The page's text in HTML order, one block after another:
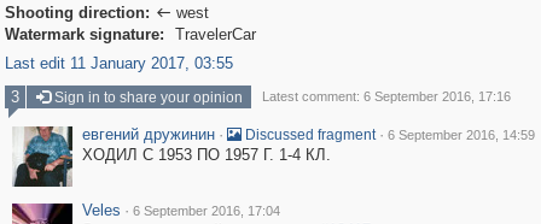
Shooting direction:  west
Watermark signature:
TravelerCar
Last edit 11 January 2017, 03:55
3
Sign in to share your opinion Latest comment: 6 September 2016, 17:16
евгений дружинин · Discussed fragment · 6 September 2016, 14:59
ХОДИЛ С 1953 ПО 1957 Г. 1-4 КЛ.
Veles · 6 September 2016, 17:04